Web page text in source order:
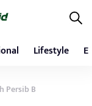
Lifestyle
Persib B